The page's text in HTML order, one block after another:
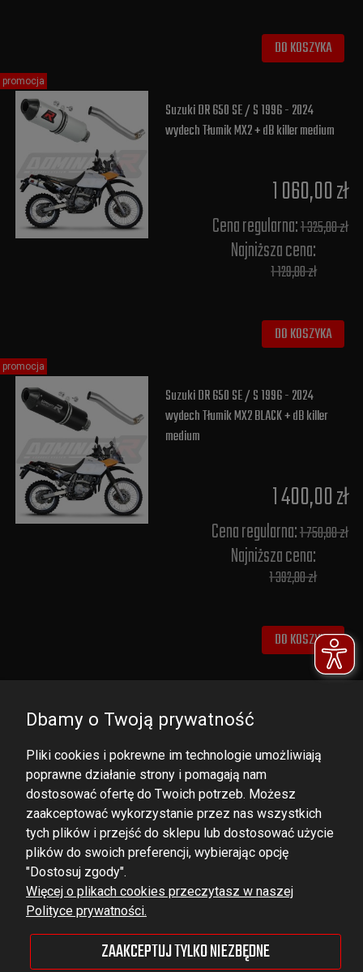
DO KOSZYKA
Suzuki DR 650 SE / S 1996 - 2024
wydech Tłumik MX2 + dB killer medium
1 060,00 zł
Cena regularna:1 325,00 zł
Najniższa cena:
1 129,00 zł
DO KOSZYKA
promocja
Suzuki DR 650 SE / S 1996 - 2024
wydech Tłumik MX2 BLACK + dB killer
medium
1 400,00 zł
Cena regularna:1 750,00 zł
Najniższa cena:
1 392,00 zł
DO KOSZYKA
promocja
DOMINATOR GROUP Sp. z o.o.
Ludowa 59, 43-514 Kaniów,
POLAND
VAT ID No.: 6521751083
Dbamy o Twoją prywatność
Pliki cookies i pokrewne im technologie umożliwiają
poprawne działanie strony i pomagają nam
dostosować ofertę do Twoich potrzeb. Możesz
zaakceptować wykorzystanie przez nas wszystkich
tych plików i przejść do sklepu lub dostosować użycie
plików do swoich preferencji, wybierając opcję
"Dostosuj zgody".
Więcej o plikach cookies przeczytasz w naszej
Polityce prywatności.
ZAAKCEPTUJ TYLKO NIEZBĘDNE